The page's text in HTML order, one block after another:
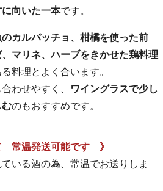
向いた一本です。
のカルパッチョ、柑橘を使った前
マリネ、ハーブをきかせた鶏料理
料理とよく合います。
わせやすく、
ワイングラスで少し
むのもおすすめです。
常温発送可能です 》
いる酒の為、常温でお送りしま